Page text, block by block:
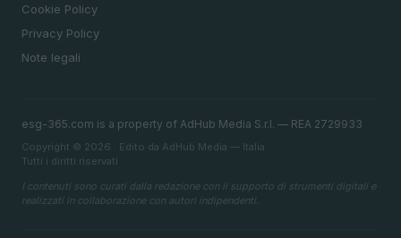
Cookie Policy
Privacy Policy
Note legali
esg-365.com is a property of AdHub Media S.r.l. — REA 2729933
Copyright © 2026 · Edito da AdHub Media — Italia
Tutti i diritti riservati
I contenuti sono curati dalla redazione con il supporto di strumenti digitali e
realizzati in collaborazione con autori indipendenti.